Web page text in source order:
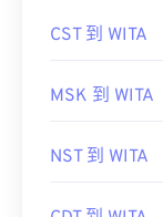
CST 到 WITA
MSK 到 WITA
NST 到 WITA